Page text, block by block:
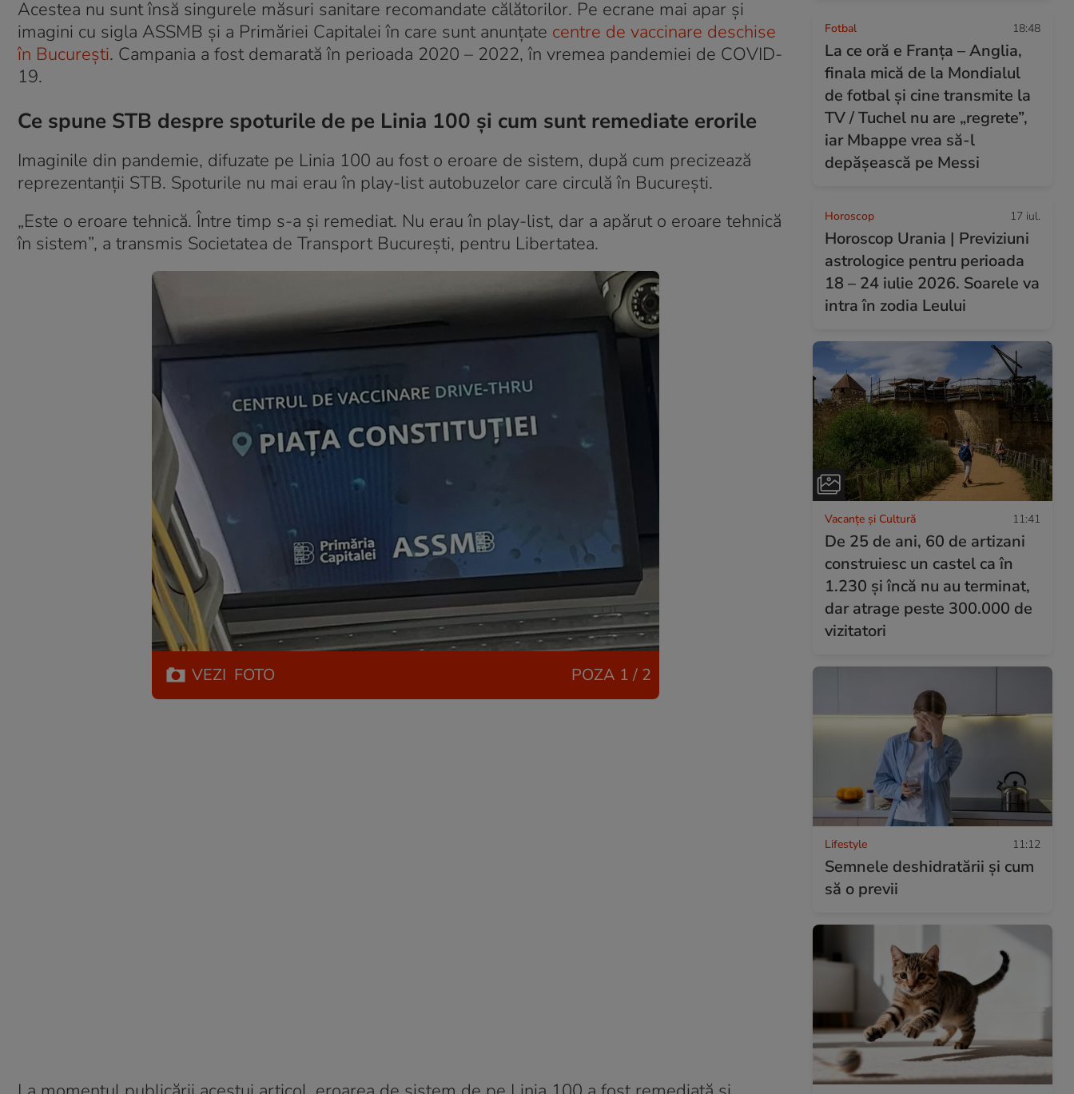
Acestea nu sunt însă singurele măsuri sanitare recomandate călătorilor. Pe ecrane mai apar și
imagini cu sigla ASSMB și a Primăriei Capitalei în care sunt anunțate centre de vaccinare deschise
în București. Campania a fost demarată în perioada 2020 – 2022, în vremea pandemiei de COVID-
19.
Ce spune STB despre spoturile de pe Linia 100 și cum sunt remediate erorile
Imaginile din pandemie, difuzate pe Linia 100 au fost o eroare de sistem, după cum precizează
reprezentanții STB. Spoturile nu mai erau în play-list autobuzelor care circulă în București.
„Este o eroare tehnică. Între timp s-a și remediat. Nu erau în play-list, dar a apărut o eroare tehnică
în sistem”, a transmis Societatea de Transport București, pentru Libertatea.
VEZI FOTO POZA 1 / 2
Fotbal 18:48
La ce oră e Franța – Anglia,
finala mică de la Mondialul
de fotbal și cine transmite la
TV / Tuchel nu are „regrete”,
iar Mbappe vrea să-l
depășească pe Messi
Horoscop 17 iul.
Horoscop Urania | Previziuni
astrologice pentru perioada
18 – 24 iulie 2026. Soarele va
intra în zodia Leului
Vacanțe și Cultură 11:41
De 25 de ani, 60 de artizani
construiesc un castel ca în
1.230 și încă nu au terminat,
dar atrage peste 300.000 de
vizitatori
Lifestyle 11:12
Semnele deshidratării și cum
să o previi